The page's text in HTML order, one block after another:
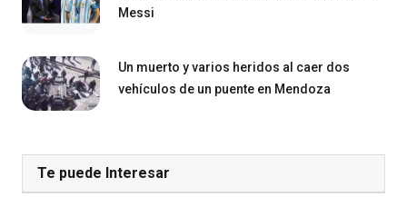
Messi
Un muerto y varios heridos al caer dos
vehículos de un puente en Mendoza
Te puede Interesar